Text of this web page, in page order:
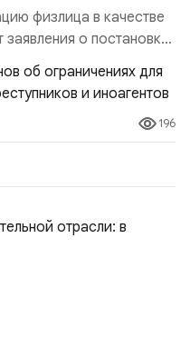
физлица в качестве
о постановке
транспортных
по
кредитного
и
196